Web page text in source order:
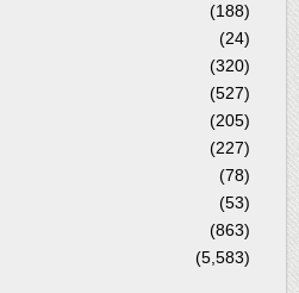
(188)
(24)
(320)
(527)
(205)
(227)
(78)
(53)
(863)
(5,583)